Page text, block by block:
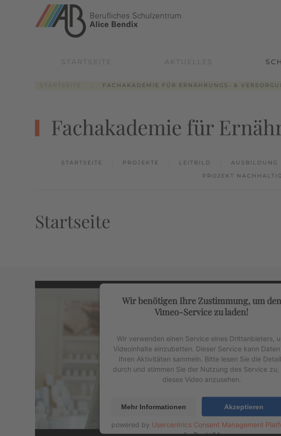
Zum Hauptinhalt springen
FACHAKADEMIE FÜR ERNÄHRUNGS- &
Fachakademie für
STARTSEITE PROJEKTE LEITBILD AUSBILDUNG
PROJEKT
Startseite
Wir benötigen Ihre Zustimmung, um den
Vimeo-Service zu laden!
Wir verwenden einen Service eines Drittanbieters,
Videoinhalte einzubetten. Dieser Service kann
Ihren Aktivitäten sammeln. Bitte lesen Sie die
durch und stimmen Sie der Nutzung des Service zu,
dieses Video anzusehen.
Mehr Informationen Akzeptieren
powered by Usercentrics Consent Management